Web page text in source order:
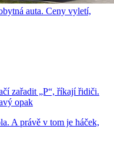
auta. Ceny vyletí,
zařadit „P“, říkají řidiči.
opak
A právě v tom je háček,